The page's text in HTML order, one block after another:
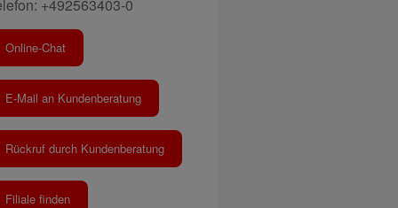
+492563403-0
Online-Chat
E-Mail an Kundenberatung
Rückruf durch Kundenberatung
Filiale finden